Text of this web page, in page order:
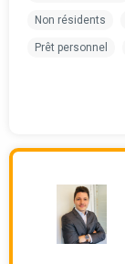
Non résidents
Prêt personnel